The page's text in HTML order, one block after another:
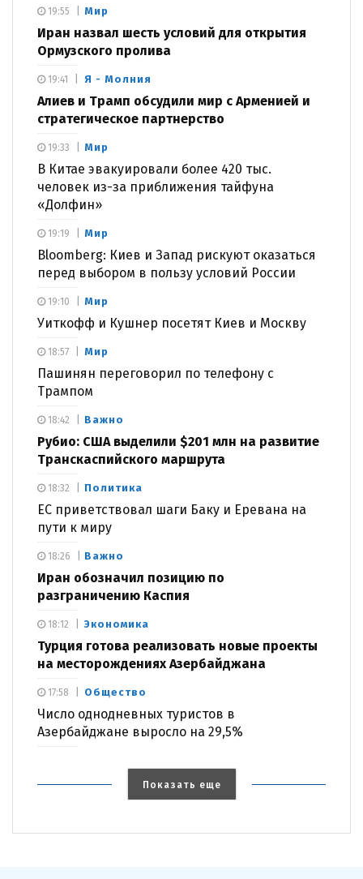
Мир
Иран назвал шесть условий для открытия
Ормузского пролива
19:55
Я - Молния
Алиев и Трамп обсудили мир с Арменией и
стратегическое партнерство
19:41
Мир
В Китае эвакуировали более 420 тыс.
человек из-за приближения тайфуна
«Долфин»
19:33
Мир
Bloomberg: Киев и Запад рискуют оказаться
перед выбором в пользу условий России
19:19
Мир
Уиткофф и Кушнер посетят Киев и Москву
19:10
Мир
Пашинян переговорил по телефону с
Трампом
18:57
Важно
Рубио: США выделили $201 млн на развитие
Транскаспийского маршрута
18:42
Политика
ЕС приветствовал шаги Баку и Еревана на
пути к миру
18:32
Важно
Иран обозначил позицию по
разграничению Каспия
18:26
Экономика
Турция готова реализовать новые проекты
на месторождениях Азербайджана
18:12
Общество
Число однодневных туристов в
Азербайджане выросло на 29,5%
17:58
Показать еще